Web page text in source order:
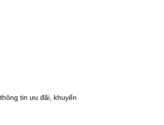
tin ưu đãi, khuyến